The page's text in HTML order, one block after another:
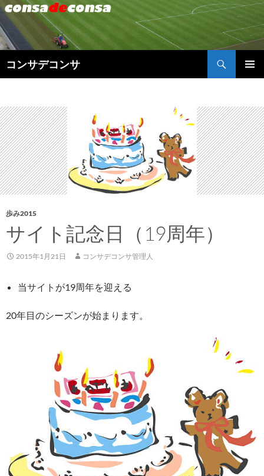
コンサデコンサ
索
ン
ツ
へ
ス
キ
ッ
プ
歩み2015
サイト記念日（19周年）
2015年1月21日 コンサデコンサ管理人
当サイトが19周年を迎える
20年目のシーズンが始まります。